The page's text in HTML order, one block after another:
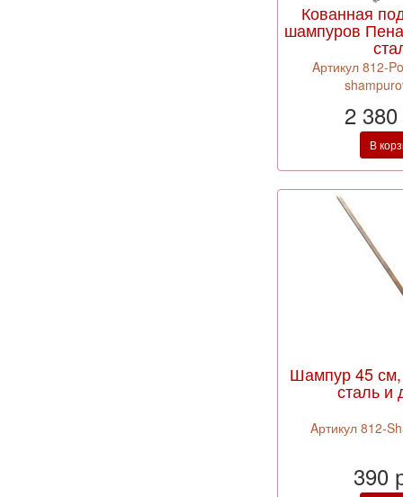
Кованная
шампуров
Aртикул 812-
2
В
Шампур 45
сталь и
Aртикул 812-
390